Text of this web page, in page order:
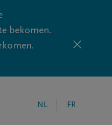
bekomen.
NL FR